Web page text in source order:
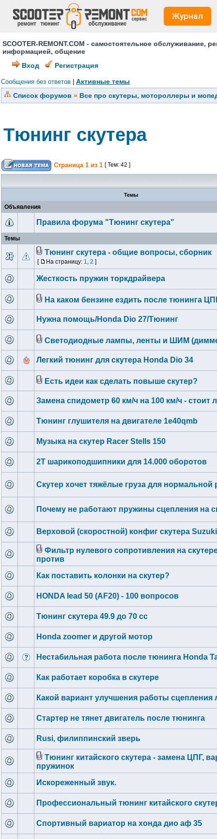
Журнал
SCOOTER-REMONT.COM - самостоятельное
информацией, общение
Вход
Регистрация
Сообщения без ответов
Активные темы
Список форумов » Все про скутеры, мотороллеры и
Тюнинг скутера
Страница 1 из 1 [ Тем: 42 ]
Темы
Объявления
Правила форума "Тюнинг скутера"
Темы
Тюнинг скутера - общие вопросы, сборник
[ На страницу: 1, 2 ]
Жесткость пружин торкдрайвера
На каком бензине ездить после тюнинга
Нужна помощь/Honda Dio 27/Тюнинг
Светодиодные лампы, ленты и ШИМ
Легкий тюнинг для скутера Honda Dio 34
Есть идеи как сделать повыше скутер?
Замена спидометр 60 км/ч на 100 км/ч - стоит
Тюнинг глушителя на двигателе 1e40qmb
Музыка на скутер Racer Stells 150
2Т шарикоподшипники для 14.000 оборотов
Скутер хочет тяжёлые груза для нормальной
Почему не работают пружины сцепления на
Верховой (скоростной) конфиг скутера
Фильтр нулевого сопротивления на
против
Как поставить колонки на скутер?
HONDA lead 50 (AF20) - 100 вопросов
Тюнинг скутера 49.9 до 70 сс
Honda zoomer и другой мотор
Нестабильная работа после тюнинга Honda
Как работает коробка в скутере
Какой вариант улучшения работы сцепления
Стартер не тянет двигатель после тюнинга
Rusi, филиппинский зверь
Тюнинг китайского скутера - замена ЦПГ,
пружинок
Искореженный звук.
Профессиональный тюнинг китайского
Спортивный вариатор на хонда дио аф 35